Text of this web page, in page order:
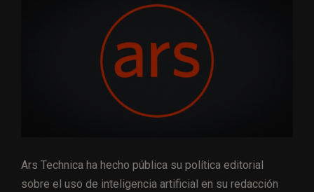
Ars Technica ha hecho pública su política editorial
sobre el uso de inteligencia artificial en su redacción